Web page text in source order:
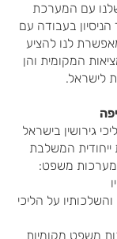
עם המערכת
בעבודה עם
לנו להציע
המקומית והן
לישראל.
גירושין בישראל
ייחודית המשלבת
משפט:
על הליכי
משפט מקומיות